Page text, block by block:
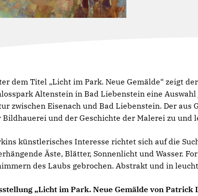
dem Titel „Licht im Park. Neue Gemälde“ zeigt
Altenstein in Bad Liebenstein eine
zwischen Eisenach und Bad Liebenstein. Der
Bildhauerei und der Geschichte der Malerei zu und
künstlerisches Interesse richtet sich auf die
Äste, Blätter, Sonnenlicht und Wasser.
des Laubs gebrochen. Abstrakt und in
„Licht im Park. Neue Gemälde von Patrick